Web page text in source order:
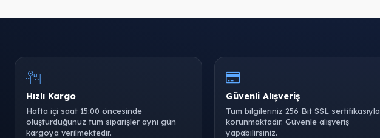
Hızlı Kargo
Hafta içi saat 15:00 öncesinde
oluşturduğunuz tüm siparişler aynı gün
kargoya verilmektedir.
Güvenli Alışveriş
Tüm bilgileriniz 256 Bit SSL sertifikasıyla
korunmaktadır. Güvenle alışveriş
yapabilirsiniz.